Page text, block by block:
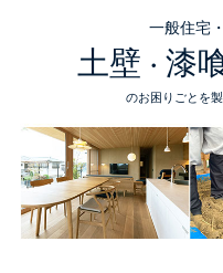
一般住宅
土壁 ・ 漆
のお困りごとを